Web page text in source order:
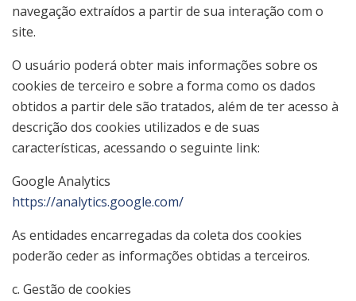
navegação extraídos a partir de sua interação com o
site.
O usuário poderá obter mais informações sobre os
cookies de terceiro e sobre a forma como os dados
obtidos a partir dele são tratados, além de ter acesso à
descrição dos cookies utilizados e de suas
características, acessando o seguinte link:
Google Analytics
https://analytics.google.com/
As entidades encarregadas da coleta dos cookies
poderão ceder as informações obtidas a terceiros.
c. Gestão de cookies